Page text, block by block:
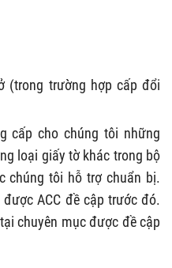
(trong trường hợp cấp đổi
cấp cho chúng tôi những
loại giấy tờ khác trong bộ
chúng tôi hỗ trợ chuẩn bị.
ACC đề cập trước đó.
chuyên mục được đề cập